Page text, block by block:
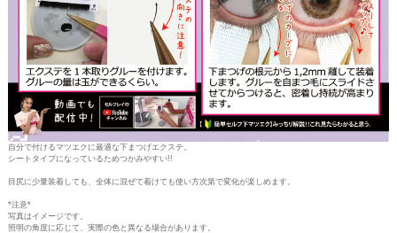
自分で付けるマツエクに最適な下まつげエクステ。
シートタイプになっているためつかみやすい!!
目尻に少量装着しても、全体に混ぜて着けても使い方次第で変化が楽しめます。
*注意*
写真はイメージです。
照明の角度に応じて、実際の色と異なる場合があります。